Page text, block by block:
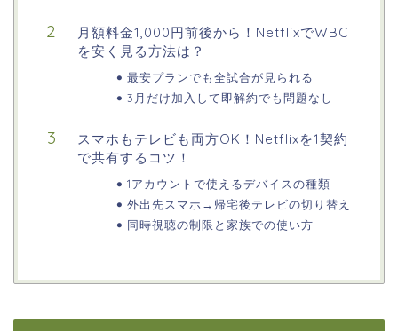
月額料金1,000円前後から！NetflixでWBC
を安く見る方法は？
最安プランでも全試合が見られる
3月だけ加入して即解約でも問題なし
スマホもテレビも両方OK！Netflixを1契約
で共有するコツ！
1アカウントで使えるデバイスの種類
外出先スマホ→帰宅後テレビの切り替え
同時視聴の制限と家族での使い方